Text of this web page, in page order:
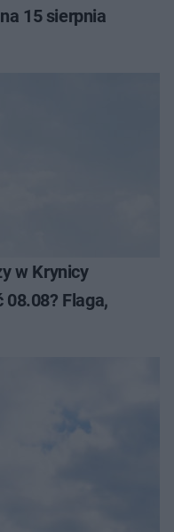
15 sierpnia
w Krynicy
Flaga,